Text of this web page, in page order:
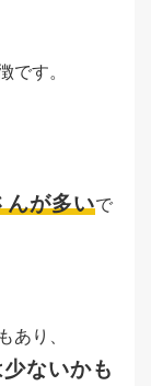
です。
んが多いで
あり、
ないかも